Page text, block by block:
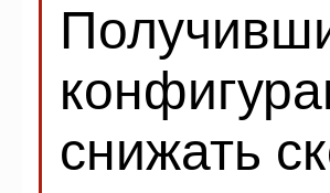
снижать